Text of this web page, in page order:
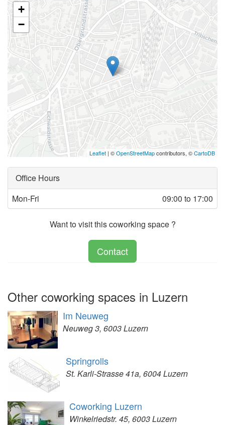
+
−
Leaflet | ©OpenStreetMapcontributors, ©CartoDB
Office Hours
Mon-Fri
09:00 to 17:00
Want to visit this coworking space ?
Contact
Other coworking spaces in Luzern
Im Neuweg
Neuweg 3, 6003 Luzern
Springrolls
St. Karli-Strasse 41a, 6004 Luzern
Coworking Luzern
Winkelriedstr. 45, 6003 Luzern